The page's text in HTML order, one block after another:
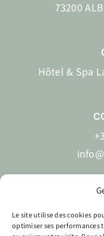
Le site utilise des cookies
optimiser ses performances
73200
Hôtel & Spa